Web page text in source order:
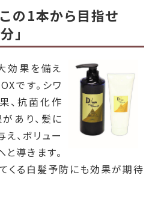
の1本から目指せ
」
効果を備え
です。 シワ
、抗菌化作
あり、髪に
、ボリュー
導きます。
くる白髪予防にも効果が期待